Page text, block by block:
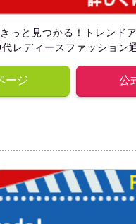
っと見つかる！トレンド
レディースファッション
ージ 公